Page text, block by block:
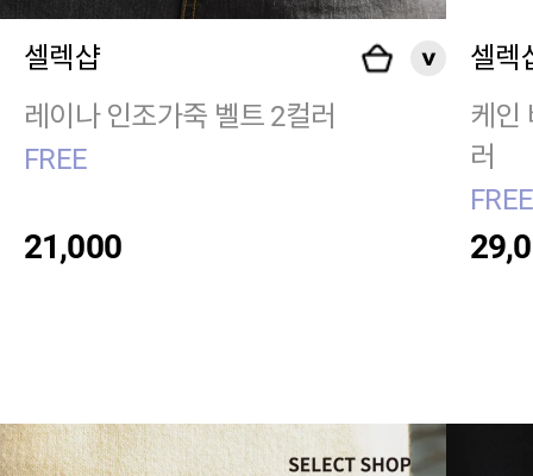
셀렉샵
레이나 인조가죽 벨트 2컬러
FREE
21,000
셀렉
케인
러
FREE